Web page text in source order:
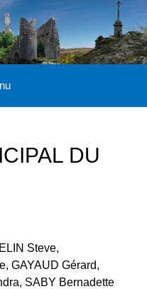
DU
Steve,
GAYAUD Gérard,
SABY Bernadette